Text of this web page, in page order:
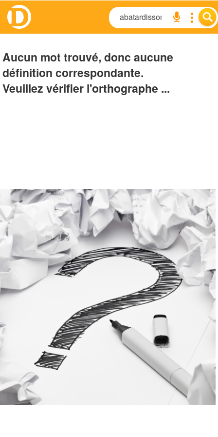
Aucun mot trouvé, donc aucune
définition correspondante.
Veuillez vérifier l'orthographe ...